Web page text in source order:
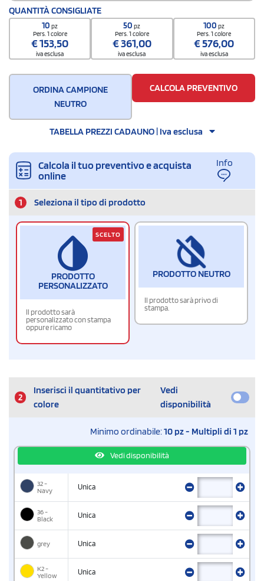
Codice doganale
65050030
Quantità per confezione
Quantità per scatola
144
QUANTITÀ CONSIGLIATE
10pz
Pers. 1 colore
€153,50
iva esclusa
50pz
Pers. 1 colore
€361,00
iva esclusa
100pz
Pers. 1 colore
€576,00
iva esclusa
ORDINA CAMPIONE
NEUTRO
CALCOLA PREVENTIVO
TABELLA PREZZI CADAUNO | Iva esclusa
Calcola il tuo preventivo e acquista
online
Info
1 Seleziona il tipo di prodotto
PRODOTTO
PERSONALIZZATO
Il prodotto sarà
personalizzato con stampa
oppure ricamo
SCELTO
PRODOTTO NEUTRO
Il prodotto sarà privo di
stampa.
2
Inserisci il quantitativo per
colore
Vedi
disponibilità
Minimo ordinabile:10 pz - Multipli di 1 pz
Vedi disponibilità
32 -
Navy
Unica
36 -
Black
Unica
grey Unica
K2 -
Yellow
Unica